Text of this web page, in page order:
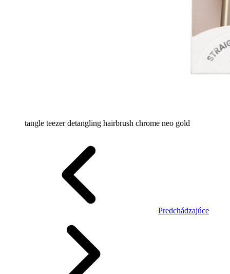
tangle teezer detangling hairbrush chrome neo gold
Predchádzajúce